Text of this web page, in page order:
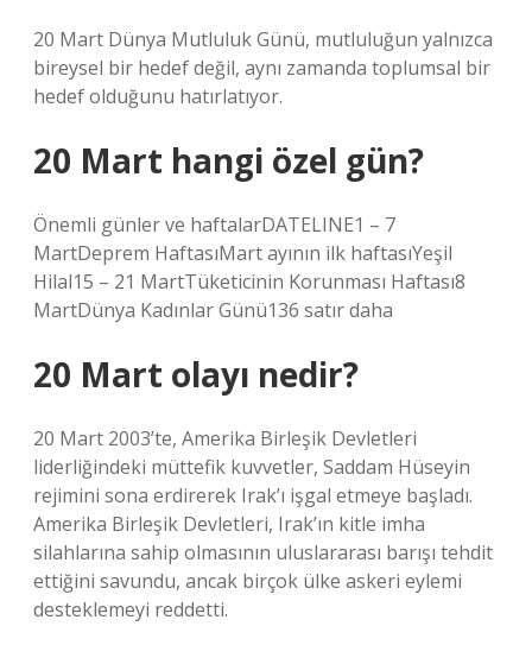
20 Mart Dünya Mutluluk Günü, mutluluğun yalnızca
bireysel bir hedef değil, aynı zamanda toplumsal bir
hedef olduğunu hatırlatıyor.
20 Mart hangi özel gün?
Önemli günler ve haftalarDATELINE1 – 7
MartDeprem HaftasıMart ayının ilk haftasıYeşil
Hilal15 – 21 MartTüketicinin Korunması Haftası8
MartDünya Kadınlar Günü136 satır daha
20 Mart olayı nedir?
20 Mart 2003’te, Amerika Birleşik Devletleri
liderliğindeki müttefik kuvvetler, Saddam Hüseyin
rejimini sona erdirerek Irak’ı işgal etmeye başladı.
Amerika Birleşik Devletleri, Irak’ın kitle imha
silahlarına sahip olmasının uluslararası barışı tehdit
ettiğini savundu, ancak birçok ülke askeri eylemi
desteklemeyi reddetti.